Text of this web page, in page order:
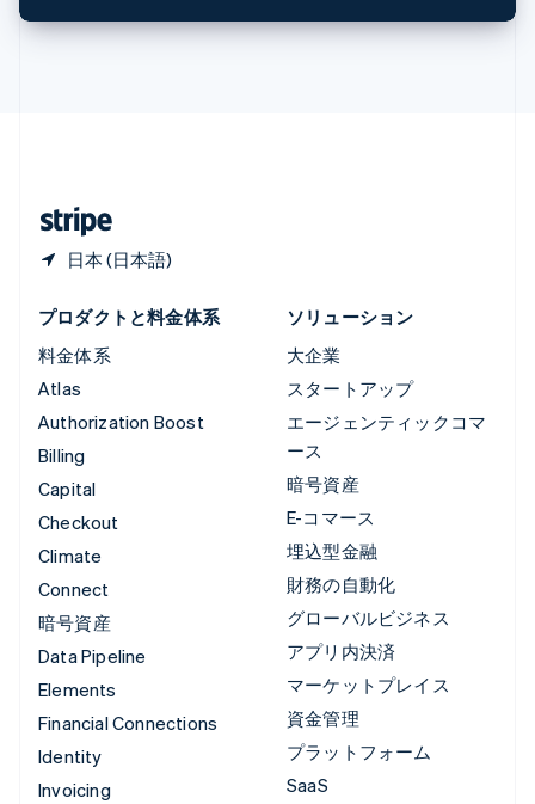
日本 (日本語)
ルクセンブルグ
プロダクトと料金体系
料金体系
Atlas
Authorization Boost
Billing
Capital
Checkout
Climate
Connect
暗号資産
Data Pipeline
Elements
Financial Connections
Identity
Invoicing
ソリューション
大企業
スタートアップ
エージェンティックコマ
ース
暗号資産
E-コマース
埋込型金融
財務の自動化
グローバルビジネス
アプリ内決済
マーケットプレイス
資金管理
プラットフォーム
SaaS